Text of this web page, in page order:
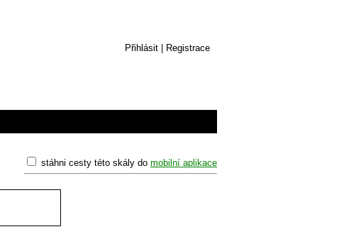
Přihlásit Registrace
stáhni cesty této skály do mobilní aplikace